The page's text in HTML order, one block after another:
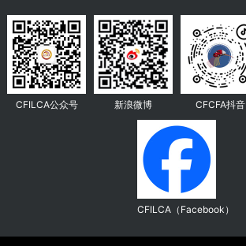
CFILCA公众号 新浪微博 CFCFA抖音
CFILCA（Facebook）